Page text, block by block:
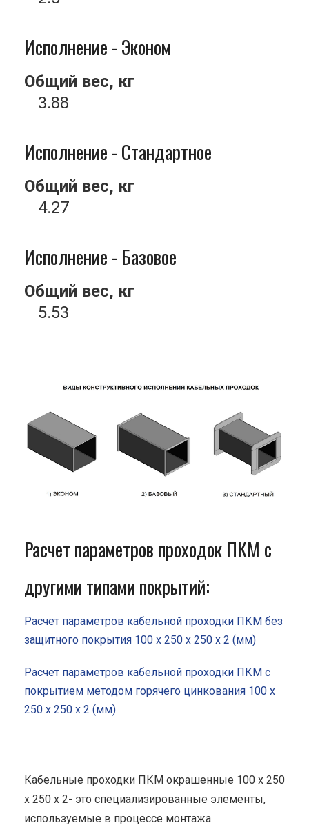
Исполнение - Эконом
Общий вес, кг
3.88
Исполнение - Стандартное
Общий вес, кг
4.27
Исполнение - Базовое
Общий вес, кг
5.53
Расчет параметров проходок ПКМ с
другими типами покрытий:
Расчет параметров кабельной проходки ПКМ без
защитного покрытия 100 x 250 x 250 x 2 (мм)
Расчет параметров кабельной проходки ПКМ с
покрытием методом горячего цинкования 100 x
250 x 250 x 2 (мм)
Кабельные проходки ПКМ окрашенные 100 x 250
x 250 x 2- это специализированные элементы,
используемые в процессе монтажа